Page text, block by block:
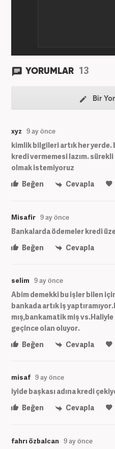
YORUMLAR 13
Bir
xyz 9 ay önce
kimlik bilgileri artık her yerde.
kredi vermemesi lazım.
olmak istemiyoruz
Beğen
Cevapla
Misafir 9 ay önce
Bankalarda ödemeler kredi
Beğen
Cevapla
selim 9 ay önce
Abim demekki bu işler bilen
bankada artık iş
mış,bankamatik miş
geçince olan oluyor.
Beğen
Cevapla
misaf 9 ay önce
iyide başkası adına kredi
Beğen
Cevapla
fahrı özbalcan 9 ay önce